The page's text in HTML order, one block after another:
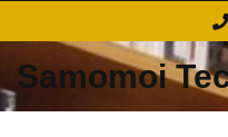
Samomoi